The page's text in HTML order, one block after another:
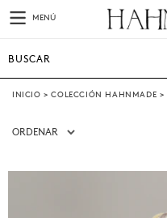
MENÚ
INICIO > COLECCIÓN HAHNMADE >
ORDENAR